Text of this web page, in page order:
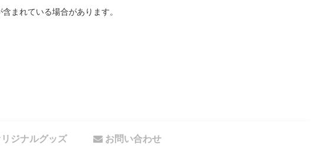
まれている場合があります。
リジナルグッズ お問い合わせ